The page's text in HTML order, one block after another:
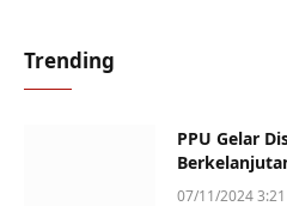
Trending
PPU Gelar
dan Kualitas
07/11/2024